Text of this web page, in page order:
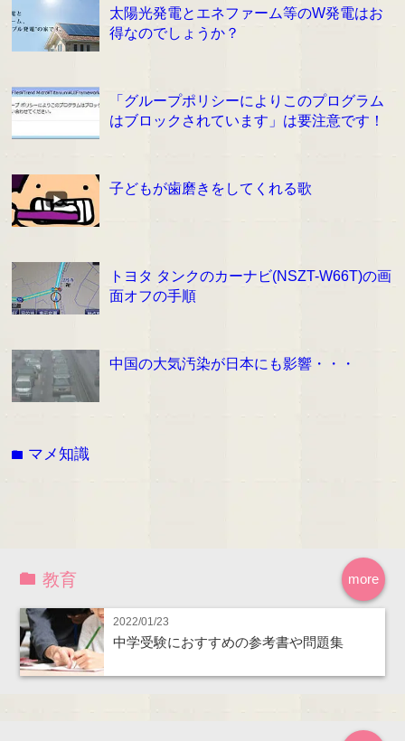
太陽光発電とエネファーム等のW発電はお
得なのでしょうか？
「グループポリシーによりこのプログラム
はブロックされています」は要注意です！
子どもが歯磨きをしてくれる歌
トヨタ タンクのカーナビ(NSZT-W66T)の画
面オフの手順
中国の大気汚染が日本にも影響・・・
folder マメ知識
more
教育
2022/01/23
中学受験におすすめの参考書や問題集